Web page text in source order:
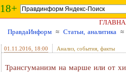
18+
ПравдаИнформ ≈ Статьи, аналитика ≈
01.11.2016 , 18:00 Анализ, события, факты
Трансгуманизм на марше или от